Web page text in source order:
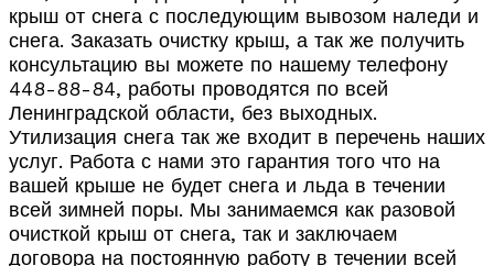
крыш от снега с последующим вывозом наледи и
снега. Заказать очистку крыш, а так же получить
консультацию вы можете по нашему телефону
448-88-84, работы проводятся по всей
Ленинградской области, без выходных.
Утилизация снега так же входит в перечень наших
услуг. Работа с нами это гарантия того что на
вашей крыше не будет снега и льда в течении
всей зимней поры. Мы занимаемся как разовой
очисткой крыш от снега, так и заключаем
договора на постоянную работу в течении всей